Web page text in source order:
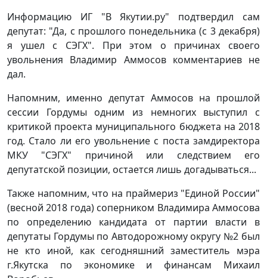
Информацию ИГ "В Якутии.ру" подтвердил сам
депутат: "Да, с прошлого понедельника (с 3 декабря)
я ушел с СЭГХ". При этом о причинах своего
увольнения Владимир Аммосов комментариев не
дал.
Напомним, именно депутат Аммосов на прошлой
сессии Гордумы одним из немногих выступил с
критикой проекта муниципального бюджета на 2018
год. Стало ли его увольнение с поста замдиректора
МКУ "СЭГХ" причиной или следствием его
депутатской позиции, остается лишь догадываться...
Также напомним, что на праймериз "Единой России"
(весной 2018 года) соперником Владимира Аммосова
по определению кандидата от партии власти в
депутаты Гордумы по Автодорожному округу №2 был
не кто иной, как сегодняшний заместитель мэра
г.Якутска по экономике и финансам Михаил